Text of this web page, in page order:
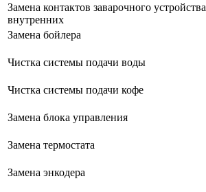
Замена контактов заварочного устройства
внутренних
Замена бойлера
Чистка системы подачи воды
Чистка системы подачи кофе
Замена блока управления
Замена термостата
Замена энкодера